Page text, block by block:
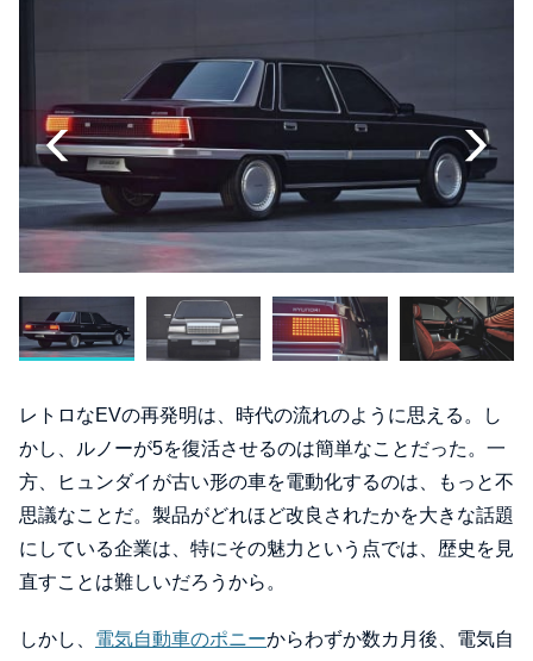
レトロなEVの再発明は、時代の流れのように思える。し
かし、ルノーが5を復活させるのは簡単なことだった。一
方、ヒュンダイが古い形の車を電動化するのは、もっと不
思議なことだ。製品がどれほど改良されたかを大きな話題
にしている企業は、特にその魅力という点では、歴史を見
直すことは難しいだろうから。
しかし、 電気自動車のポニーからわずか数カ月後、電気自